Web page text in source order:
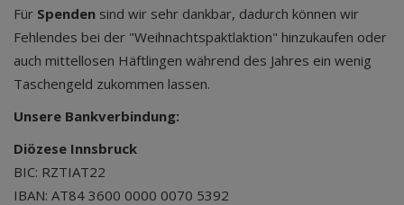
Für Spenden sind wir sehr dankbar, dadurch können wir
Fehlendes bei der "Weihnachtspaktlaktion" hinzukaufen oder
auch mittellosen Häftlingen während des Jahres ein wenig
Taschengeld zukommen lassen.
Unsere Bankverbindung:
Diözese Innsbruck
BIC: RZTIAT22
IBAN: AT84 3600 0000 0070 5392